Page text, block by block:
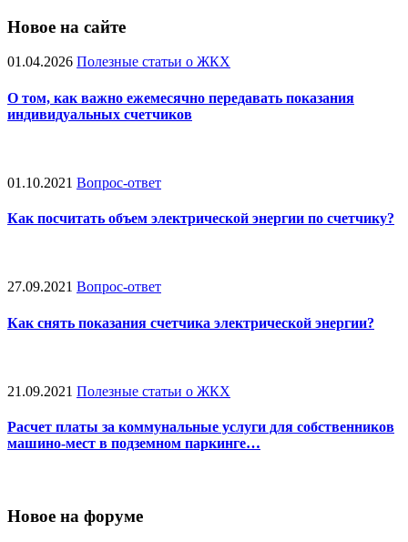
Новое на сайте
01.04.2026 Полезные статьи о ЖКХ
О том, как важно ежемесячно передавать показания
индивидуальных счетчиков
01.10.2021 Вопрос-ответ
Как посчитать объем электрической энергии по счетчику?
27.09.2021 Вопрос-ответ
Как снять показания счетчика электрической энергии?
21.09.2021 Полезные статьи о ЖКХ
Расчет платы за коммунальные услуги для собственников
машино-мест в подземном паркинге…
Новое на форуме